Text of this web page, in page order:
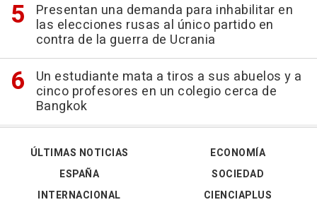
Presentan una demanda para inhabilitar en
las elecciones rusas al único partido en
contra de la guerra de Ucrania
Un estudiante mata a tiros a sus abuelos y a
cinco profesores en un colegio cerca de
Bangkok
ÚLTIMAS NOTICIAS
ESPAÑA
INTERNACIONAL
ECONOMÍA
SOCIEDAD
CIENCIAPLUS